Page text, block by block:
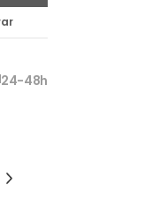
24-48h